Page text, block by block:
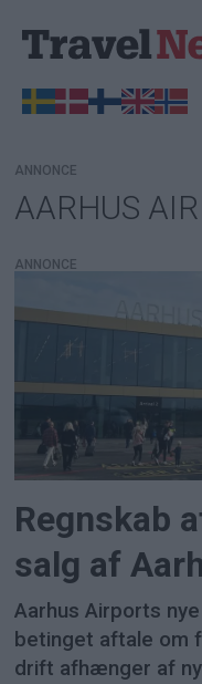
Tag:
aarhus
airport
ANNONCE
AARHUS
ANNONCE
Regnskab
salg af
Aarhus Airports
betinget aftale om
drift afhænger af